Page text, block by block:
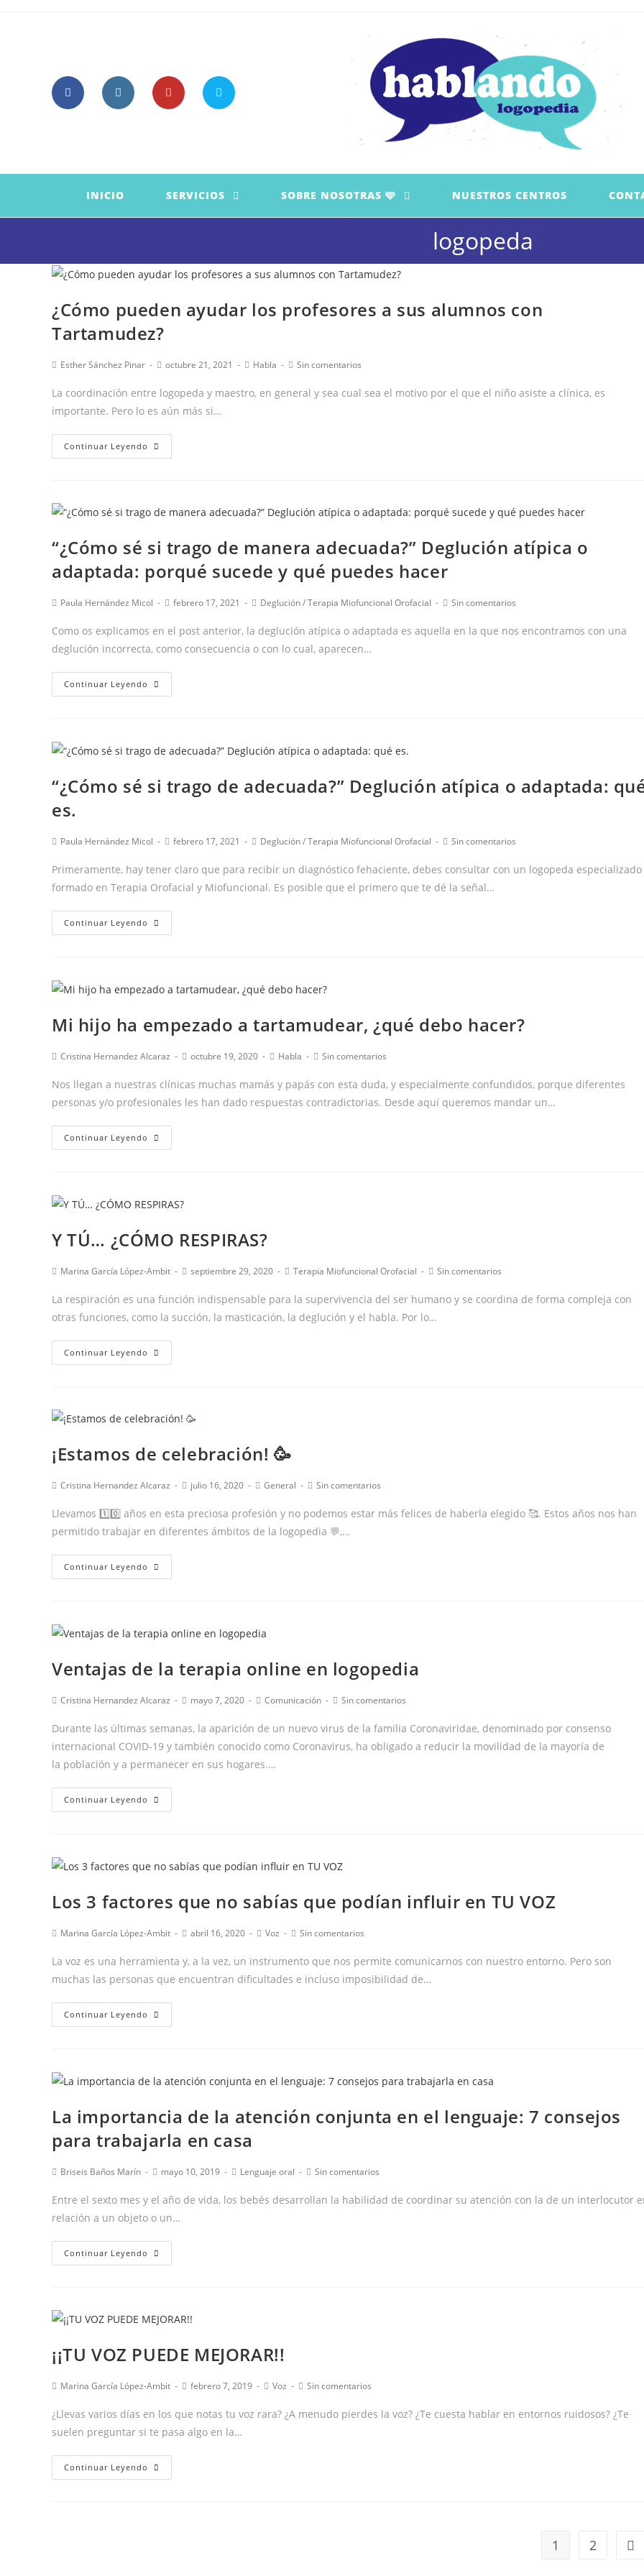
INICIO SERVICIOS SOBRE NOSOTRAS 🩵 NUESTROS CENTROS
logopeda
¿Cómo pueden ayudar los profesores a sus alumnos con
Tartamudez?
Autor
la
Esther Sánchez Pinar
Publicación
la
entrada:
octubre 21, 2021
Categoría
la
entrada:
Habla
Comentarios
la
entrada:
Sin comentarios
La coordinación entre logopeda y maestro, en general y sea cual sea el motivo por el que el niño asiste a clínica, es
importante. Pero lo es aún más si…
Continuar Leyendo
pueden
profesores
sus
alumnos
con
Tartamudez?
“¿Cómo sé si trago de manera adecuada?” Deglución atípica o
adaptada: porqué sucede y qué puedes hacer
Autor
la
entrada:
Paula Hernández Micol
Publicación
la
febrero 17, 2021
Categoría
la
entrada:
Deglución/Terapia Miofuncional Orofacial
Comentarios
la
Sin comentarios
Como os explicamos en el post anterior, la deglución atípica o adaptada es aquella en la que nos encontramos con una
deglución incorrecta, como consecuencia o con lo cual, aparecen…
Continuar Leyendo
sé
de
adecuada?”
o
porqué
sucede
y
qué
“¿Cómo sé si trago de adecuada?” Deglución atípica o adaptada:
es.
Autor
la
entrada:
Paula Hernández Micol
Publicación
la
entrada:
febrero 17, 2021
Categoría
la
entrada:
Deglución/Terapia Miofuncional Orofacial
Comentarios
la
entrada:
Sin comentarios
Primeramente, hay tener claro que para recibir un diagnóstico fehaciente, debes consultar con un logopeda especializado
formado en Terapia Orofacial y Miofuncional. Es posible que el primero que te dé la señal…
Continuar Leyendo
sé
de
Deglución
adaptada:
qué
Mi hijo ha empezado a tartamudear, ¿qué debo hacer?
Autor
la
entrada:
Cristina Hernandez Alcaraz
Publicación
la
entrada:
octubre 19, 2020
Categoría
la
entrada:
Habla
Comentarios
la
entrada:
Sin comentarios
Nos llegan a nuestras clínicas muchas mamás y papás con esta duda, y especialmente confundidos, porque diferentes
personas y/o profesionales les han dado respuestas contradictorias. Desde aquí queremos mandar un…
Continuar Leyendo
hijo
a
¿qué
hacer?
Y TÚ… ¿CÓMO RESPIRAS?
Autor
la
entrada:
Marina García López-Ambit
Publicación
la
septiembre 29, 2020
Categoría
la
entrada:
Terapia Miofuncional Orofacial
Comentarios
la
entrada:
Sin comentarios
La respiración es una función indispensable para la supervivencia del ser humano y se coordina de forma compleja con
otras funciones, como la succión, la masticación, la deglución y el habla. Por lo…
Continuar Leyendo
TÚ…
¡Estamos de celebración! 🥳
Autor
la
entrada:
Cristina Hernandez Alcaraz
Publicación
la
entrada:
julio 16, 2020
Categoría
la
entrada:
General
Comentarios
la
entrada:
Sin comentarios
Llevamos 1️⃣0️⃣ años en esta preciosa profesión y no podemos estar más felices de haberla elegido 🥰. Estos años nos han
permitido trabajar en diferentes ámbitos de la logopedia 💬,…
Continuar Leyendo
de
Ventajas de la terapia online en logopedia
Autor
la
entrada:
Cristina Hernandez Alcaraz
Publicación
la
entrada:
mayo 7, 2020
Categoría
la
Comunicación
Comentarios
la
entrada:
Sin comentarios
Durante las últimas semanas, la aparición de un nuevo virus de la familia Coronaviridae, denominado por consenso
internacional COVID-19 y también conocido como Coronavirus, ha obligado a reducir la movilidad de la mayoría de
la población y a permanecer en sus hogares.…
Continuar Leyendo
de
online
logopedia
Los 3 factores que no sabías que podían influir en TU VOZ
Autor
la
entrada:
Marina García López-Ambit
Publicación
la
entrada:
abril 16, 2020
Categoría
la
entrada:
Voz
Comentarios
la
entrada:
Sin comentarios
La voz es una herramienta y, a la vez, un instrumento que nos permite comunicarnos con nuestro entorno. Pero son
muchas las personas que encuentran dificultades e incluso imposibilidad de…
Continuar Leyendo
3
no
que
podían
en
VOZ
La importancia de la atención conjunta en el lenguaje: 7 consejos
para trabajarla en casa
Autor
la
Briseis Baños Marín
Publicación
la
mayo 10, 2019
Categoría
la
Lenguaje oral
Comentarios
la
Sin comentarios
Entre el sexto mes y el año de vida, los bebés desarrollan la habilidad de coordinar su atención con la de un interlocutor
relación a un objeto o un…
Continuar Leyendo
importancia
atención
en
lenguaje:
7
consejos
en
¡¡TU VOZ PUEDE MEJORAR!!
Autor
la
entrada:
Marina García López-Ambit
Publicación
la
entrada:
febrero 7, 2019
Categoría
la
Voz
Comentarios
la
Sin comentarios
¿Llevas varios días en los que notas tu voz rara? ¿A menudo pierdes la voz? ¿Te cuesta hablar en entornos ruidosos? ¿Te
suelen preguntar si te pasa algo en la…
Continuar Leyendo
VOZ
1 2 Ir